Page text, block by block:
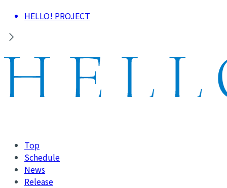
HELLO! PROJECT
Top
Schedule
News
Release